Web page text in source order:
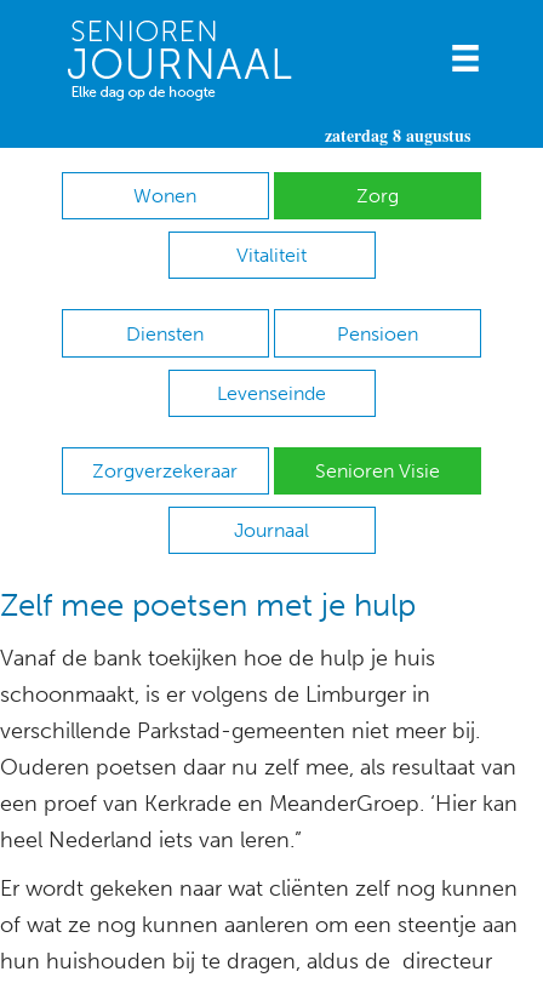
zaterdag 8 augustus
Wonen Zorg
Vitaliteit
Diensten Pensioen
Levenseinde
Zorgverzekeraar Senioren Visie
Journaal
Zelf mee poetsen met je hulp
Vanaf de bank toekijken hoe de hulp je huis
schoonmaakt, is er volgens de Limburger in
verschillende Parkstad-gemeenten niet meer bij.
Ouderen poetsen daar nu zelf mee, als resultaat van
een proef van Kerkrade en MeanderGroep. ‘Hier kan
heel Nederland iets van leren.”
Er wordt gekeken naar wat cliënten zelf nog kunnen
of wat ze nog kunnen aanleren om een steentje aan
hun huishouden bij te dragen, aldus de directeur